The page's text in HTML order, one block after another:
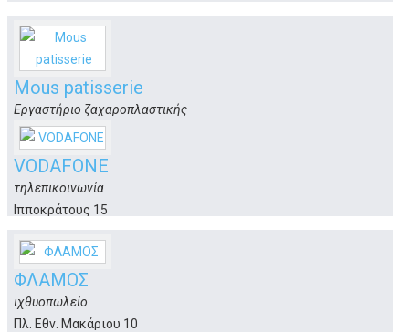
Αντ. Ιωαννίδη 1
Κως
Mous patisserie
Εργαστήριο ζαχαροπλαστικής
Ασκληπιού 48
Κως
VODAFONE
τηλεπικοινωνία
Ιπποκράτους 15
ΦΛΑΜΟΣ
ιχθυοπωλείο
Πλ. Εθν. Μακάριου 10